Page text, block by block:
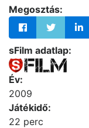
Megosztás:
sFilm adatlap:
Év:
2009
Játékidő:
22 perc